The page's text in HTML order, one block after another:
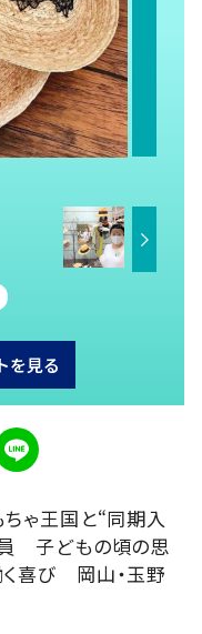
を見る
ゃ王国と“同期入
子どもの頃の思
喜び 岡山・玉野